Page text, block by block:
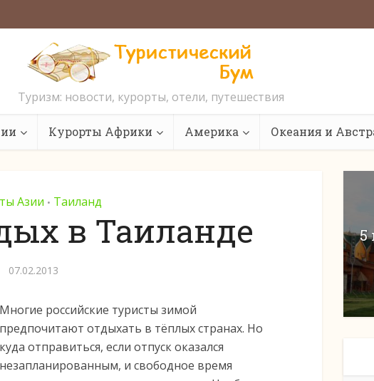
Туризм: новости, курорты, отели, путешествия
Курорты Африки Америка Океания и
Азии • Таиланд
в Таиланде
07.02.2013
Многие российские туристы зимой
предпочитают отдыхать в тёплых странах. Но
куда отправиться, если отпуск оказался
незапланированным, и свободное время
5